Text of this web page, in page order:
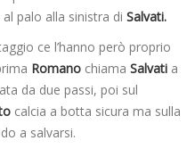
palo alla sinistra di Salvati.
ce l’hanno però proprio
Romano chiama Salvati a
da due passi, poi sul
calcia a botta sicura ma sulla
a salvarsi.